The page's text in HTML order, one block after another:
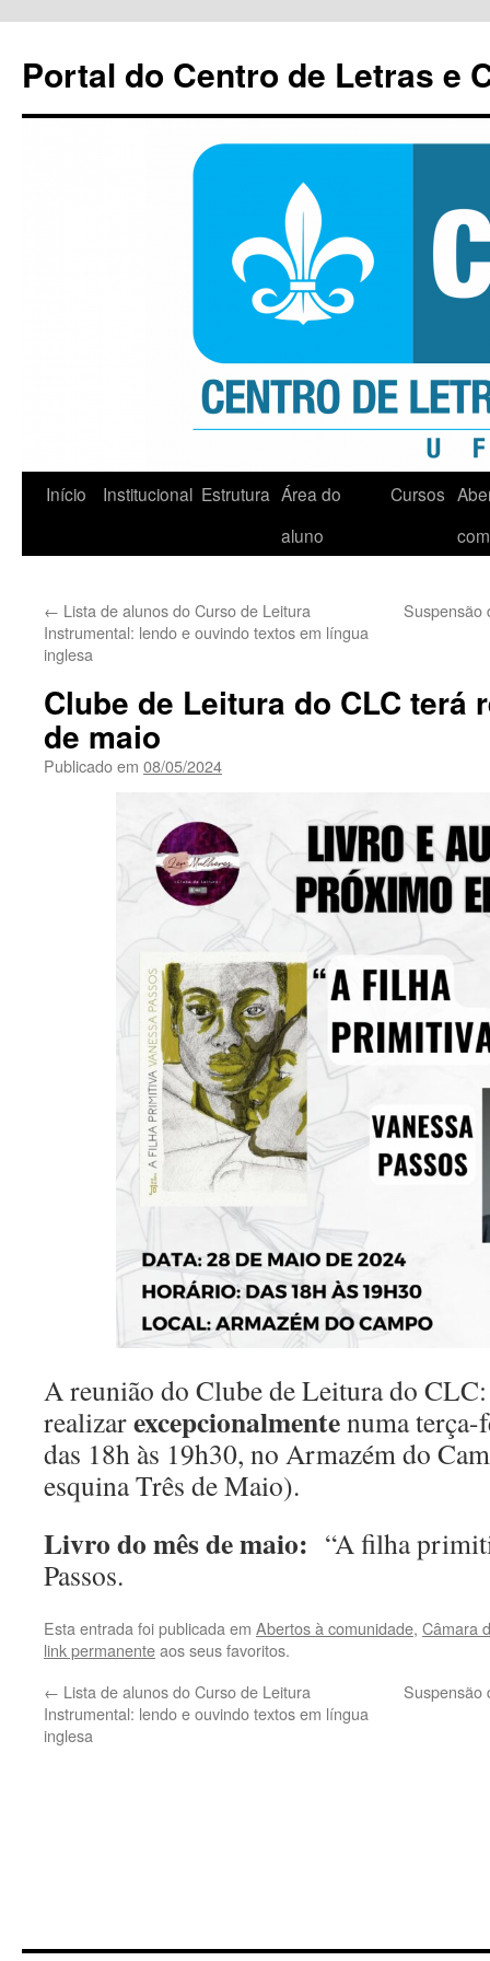
conteúdo
Portal do Centro de Letras e
Início Institucional Estrutura Área do
aluno
Cursos
← Lista de alunos do Curso de Leitura
Instrumental: lendo e ouvindo textos em língua
inglesa
Suspensão
Clube de Leitura do CLC terá
de maio
Publicado em 08/05/2024
A reunião do Clube de Leitura do
realizarexcepcionalmentenuma terça-
das 18h às 19h30, no Armazém do
esquina Três de Maio).
Livro do mês de maio: “A filha
Passos.
Esta entrada foi publicada em Abertos à comunidade, Câmara
link permanenteaos seus favoritos.
← Lista de alunos do Curso de Leitura
Instrumental: lendo e ouvindo textos em língua
inglesa
Suspensão